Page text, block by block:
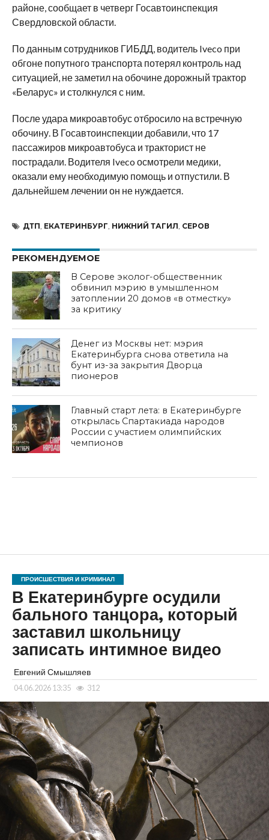
районе, сообщает в четверг Госавтоинспекция
Свердловской области.
По данным сотрудников ГИБДД, водитель Iveco при
обгоне попутного транспорта потерял контроль над
ситуацией, не заметил на обочине дорожный трактор
«Беларус» и столкнулся с ним.
После удара микроавтобус отбросило на встречную
обочину. В Госавтоинспекции добавили, что 17
пассажиров микроавтобуса и тракторист не
пострадали. Водителя Iveco осмотрели медики,
оказали ему необходимую помощь и отпустили. В
дальнейшем лечении он не нуждается.
ДТП, ЕКАТЕРИНБУРГ, НИЖНИЙ ТАГИЛ, СЕРОВ
РЕКОМЕНДУЕМОЕ
В Серове эколог-общественник
обвинил мэрию в умышленном
затоплении 20 домов «в отместку»
за критику
Денег из Москвы нет: мэрия
Екатеринбурга снова ответила на
бунт из-за закрытия Дворца
пионеров
Главный старт лета: в Екатеринбурге
открылась Спартакиада народов
России с участием олимпийских
чемпионов
ПРОИСШЕСТВИЯ И КРИМИНАЛ
В Екатеринбурге осудили
бального танцора, который
заставил школьницу
записать интимное видео
Евгений Смышляев
04.06.2026 13:35 312